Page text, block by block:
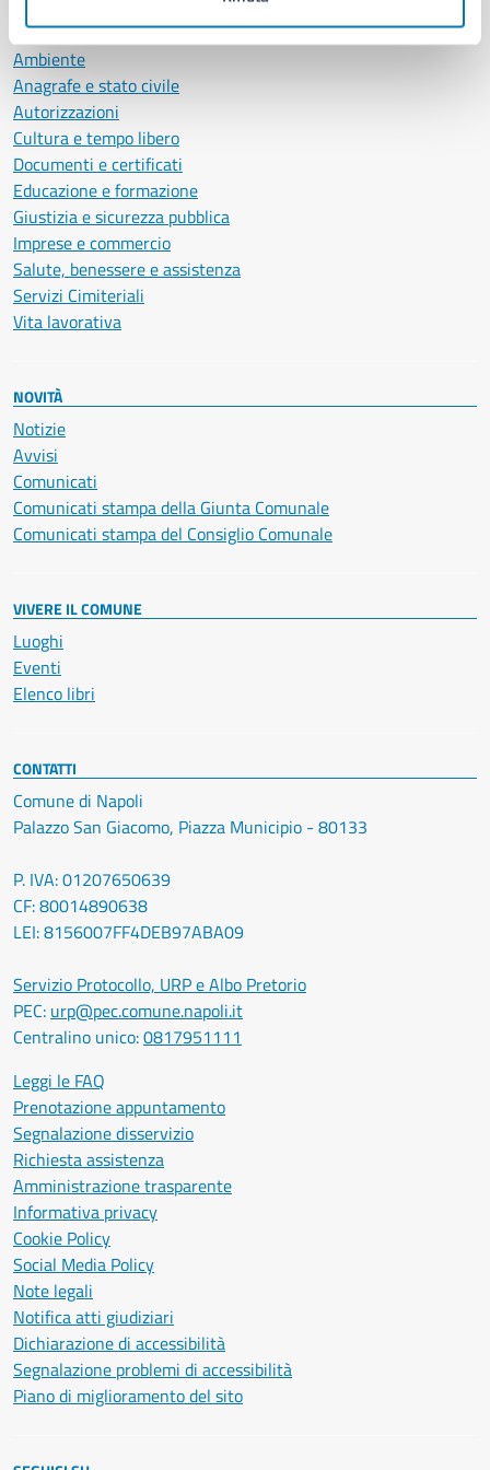
CATEGORIE DI SERVIZIO
Ambiente
Anagrafe e stato civile
Autorizzazioni
Cultura e tempo libero
Documenti e certificati
Educazione e formazione
Giustizia e sicurezza pubblica
Imprese e commercio
Salute, benessere e assistenza
Servizi Cimiteriali
Vita lavorativa
NOVITÀ
Notizie
Avvisi
Comunicati
Comunicati stampa della Giunta Comunale
Comunicati stampa del Consiglio Comunale
VIVERE IL COMUNE
Luoghi
Eventi
Elenco libri
CONTATTI
Comune di Napoli
Palazzo San Giacomo, Piazza Municipio - 80133
P. IVA: 01207650639
CF: 80014890638
LEI: 8156007FF4DEB97ABA09
Servizio Protocollo, URP e Albo Pretorio
PEC: urp@pec.comune.napoli.it
Centralino unico:0817951111
Leggi le FAQ
Prenotazione appuntamento
Segnalazione disservizio
Richiesta assistenza
Amministrazione trasparente
Informativa privacy
Cookie Policy
Social Media Policy
Note legali
Notifica atti giudiziari
Dichiarazione di accessibilità
Segnalazione problemi di accessibilità
Piano di miglioramento del sito